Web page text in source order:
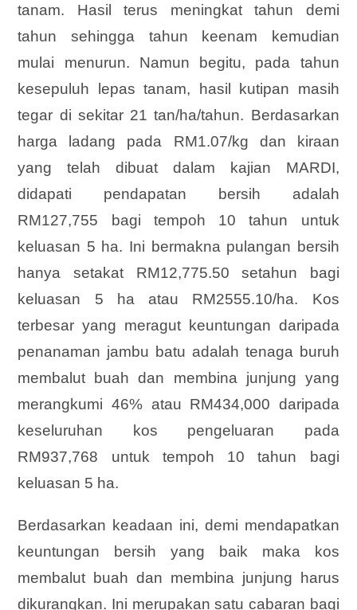
tanam. Hasil terus meningkat tahun demi
tahun sehingga tahun keenam kemudian
mulai menurun. Namun begitu, pada tahun
kesepuluh lepas tanam, hasil kutipan masih
tegar di sekitar 21 tan/ha/tahun. Berdasarkan
harga ladang pada RM1.07/kg dan kiraan
yang telah dibuat dalam kajian MARDI,
didapati pendapatan bersih adalah
RM127,755 bagi tempoh 10 tahun untuk
keluasan 5 ha. Ini bermakna pulangan bersih
hanya setakat RM12,775.50 setahun bagi
keluasan 5 ha atau RM2555.10/ha. Kos
terbesar yang meragut keuntungan daripada
penanaman jambu batu adalah tenaga buruh
membalut buah dan membina junjung yang
merangkumi 46% atau RM434,000 daripada
keseluruhan kos pengeluaran pada
RM937,768 untuk tempoh 10 tahun bagi
keluasan 5 ha.
Berdasarkan keadaan ini, demi mendapatkan
keuntungan bersih yang baik maka kos
membalut buah dan membina junjung harus
dikurangkan. Ini merupakan satu cabaran bagi